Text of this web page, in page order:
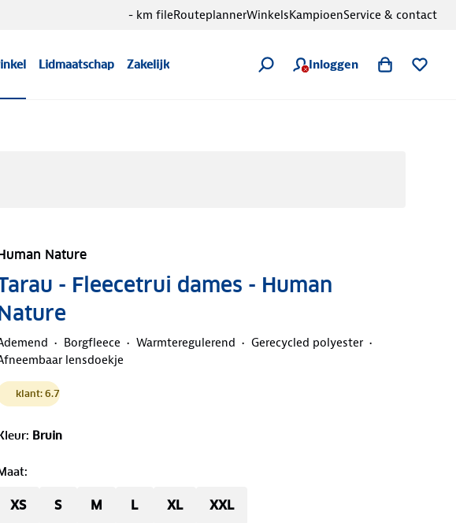
Lidmaatschap Zakelijk Inloggen
- km fileRouteplannerWinkelsKampioenService & contact
Nature
- Fleecetrui dames - Human
Borgfleece Warmteregulerend
Gerecycled polyester
lensdoekje
klant: 6.7
: Bruin
:
XS S M L XL XXL